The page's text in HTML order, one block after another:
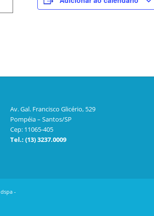
Av. Gal. Francisco Glicério, 529
Pompéia – Santos/SP
Cep: 11065-405
Tel.: (13) 3237.0009
dspa -